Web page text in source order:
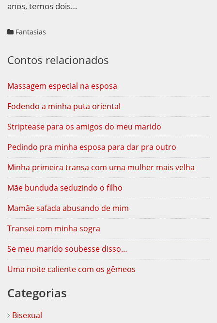
anos, temos dois…
Fantasias
Contos relacionados
Massagem especial na esposa
Fodendo a minha puta oriental
Striptease para os amigos do meu marido
Pedindo pra minha esposa para dar pra outro
Minha primeira transa com uma mulher mais velha
Mãe bunduda seduzindo o filho
Mamãe safada abusando de mim
Transei com minha sogra
Se meu marido soubesse disso…
Uma noite caliente com os gêmeos
Categorias
Bisexual